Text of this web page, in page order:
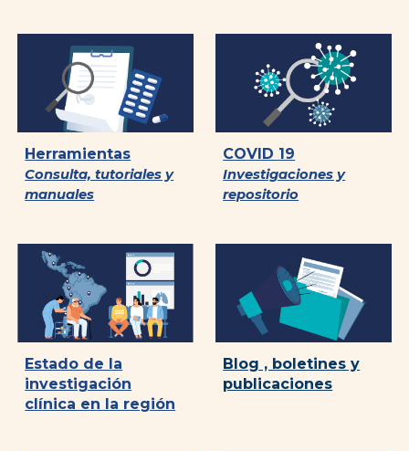
Herramientas
Consulta, tutoriales y
manuales
COVID 19
Investigaciones y
repositorio
Estado de la
investigación
clínica en la región
Blog , boletines y
publicaciones